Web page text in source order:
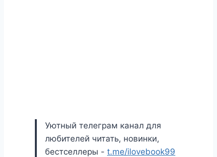
Уютный телеграм канал для
любителей читать, новинки,
бестселлеры - t.me/ilovebook99